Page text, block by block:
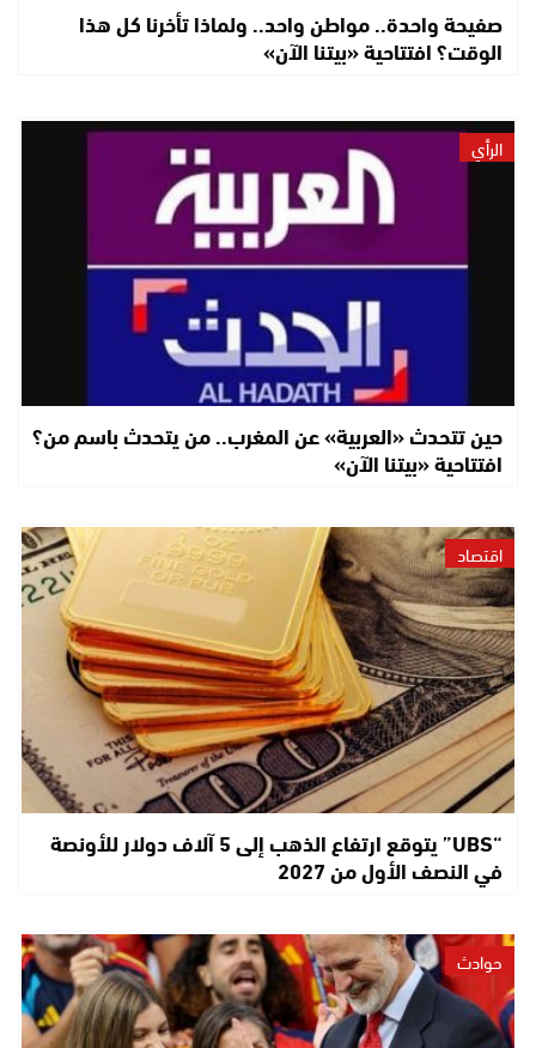
صفيحة واحدة.. مواطن واحد.. ولماذا تأخرنا كل هذا
الوقت؟ افتتاحية «بيتنا الآن»
الرأي
حين تتحدث «العربية» عن المغرب.. من يتحدث باسم من؟
افتتاحية «بيتنا الآن»
اقتصاد
“UBS” يتوقع ارتفاع الذهب إلى 5 آلاف دولار للأونصة
في النصف الأول من 2027
حوادث